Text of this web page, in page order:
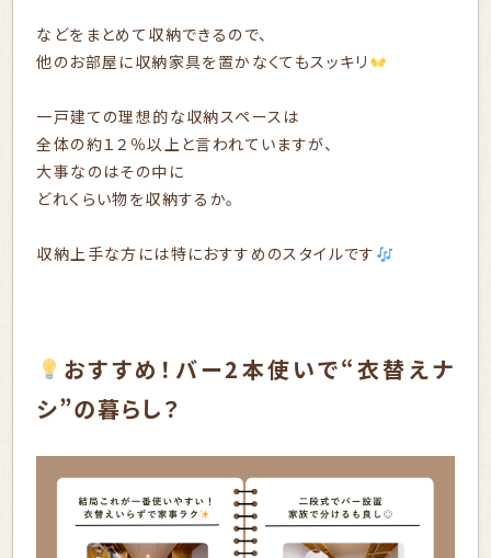
などをまとめて収納できるので、
他のお部屋に収納家具を置かなくてもスッキリ
一戸建ての理想的な収納スペースは
全体の約１２％以上と言われていますが、
大事なのはその中に
どれくらい物を収納するか。
収納上手な方には特におすすめのスタイルです
おすすめ！バー2本使いで“衣替えナ
シ”の暮らし？